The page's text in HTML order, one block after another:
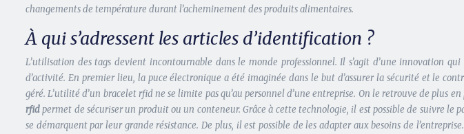
changements de température durant l’acheminement des produits alimentaires.
À qui s’adressent les articles d’identification ?
L’utilisation des tags devient incontournable dans le monde professionnel. Il s’agit d’une innovation
d’activité. En premier lieu, la puce électronique a été imaginée dans le but d’assurer la sécurité et le
géré. L’utilité d’un bracelet rfid ne se limite pas qu’au personnel d’une entreprise. On le retrouve de plus
rfidpermet de sécuriser un produit ou un conteneur. Grâce à cette technologie, il est possible de suivre le
se démarquent par leur grande résistance. De plus, il est possible de les adapter aux besoins de